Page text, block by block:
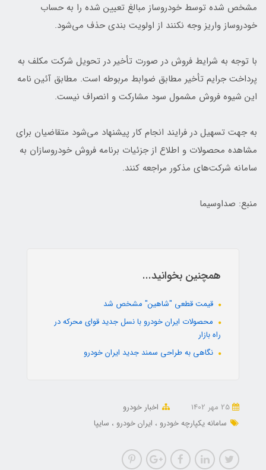
مشخص شده توسط خودروساز مبالغ تعیین شده را به حساب
خودروساز واریز وجه نکنند از اولویت بندی حذف می‌شود.
با توجه به شرایط فروش در صورت تأخیر در تحویل شرکت مکلف به
پرداخت جرایم تأخیر مطابق ضوابط مربوطه است. مطابق آئین نامه
این شیوه فروش مشمول سود مشارکت و انصراف نیست.
به جهت تسهیل در فرایند انجام کار پیشنهاد می‌شود متقاضیان برای
مشاهده محصولات و اطلاع از جزئیات برنامه فروش خودروسازان به
سامانه شرکت‌های مذکور مراجعه کنند.
منبع: صداوسیما
همچنین بخوانید...
قیمت قطعی "شاهین" مشخص شد
محصولات ایران خودرو با نسل جدید قوای محرکه در
راه بازار
نگاهی به طراحی سمند جدید ایران خودرو
اخبار خودرو
سامانه یکپارچه خودرو
ایران خودرو سایپا